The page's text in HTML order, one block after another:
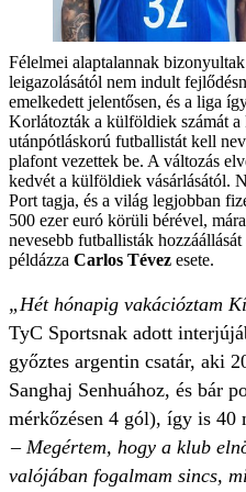
Félelmei alaptalannak
leigazolásától nem indult
emelkedett jelentősen, és a liga
Korlátozták a külföldiek számát
utánpótláskorú futballistát kell
plafont vezettek be. A változás
kedvét a külföldiek vásárlásától.
Port tagja, és a világ legjobban
500 ezer euró körüli bérével,
nevesebb futballisták
példázza Carlos Tévez esete.
„Hét hónapig vakációztam
TyC Sportsnak adott
győztes argentin csatár, aki
Sanghaj Senhuához, és bár
mérkőzésen 4 gól), így is 40
– Megértem, hogy a klub
valójában fogalmam sincs,